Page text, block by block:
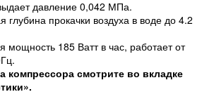
давление 0,042 МПа.
глубина прокачки воздуха в воде до 4.2
мощность 185 Ватт в час, работает от
компрессора смотрите во вкладке